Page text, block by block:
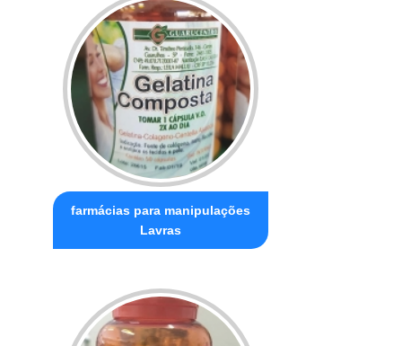
farmácias para manipulações
Lavras